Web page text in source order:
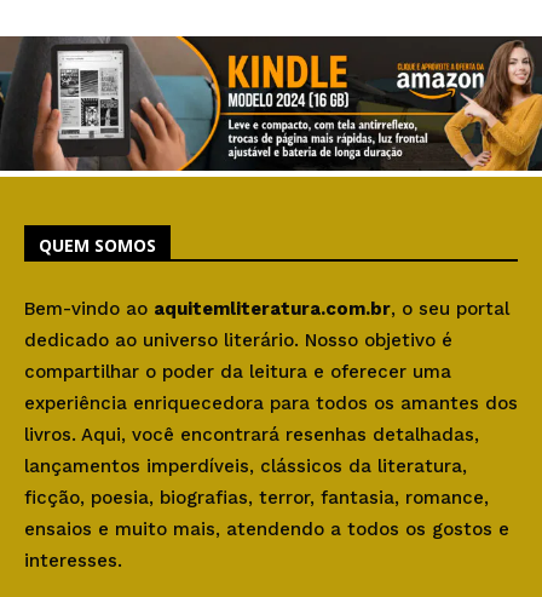
QUEM SOMOS
Bem-vindo ao aquitemliteratura.com.br, o seu portal
dedicado ao universo literário. Nosso objetivo é
compartilhar o poder da leitura e oferecer uma
experiência enriquecedora para todos os amantes dos
livros. Aqui, você encontrará resenhas detalhadas,
lançamentos imperdíveis, clássicos da literatura,
ficção, poesia, biografias, terror, fantasia, romance,
ensaios e muito mais, atendendo a todos os gostos e
interesses.